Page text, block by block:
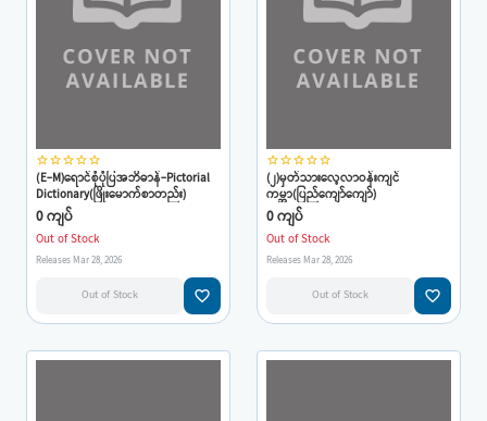
star_borderstar_borderstar_borderstar_borderstar_border
(E-M)ရောင်စုံပုံပြအဘိဓာန်-Pictorial
Dictionary(ဖြိုးမောက်စာတည်း)
0 ကျပ်
Out of Stock
Releases Mar 28, 2026
Out of Stock favorite_border
star_borderstar_borderstar_borderstar_borderstar_border
(၂)မှတ်သားလေ့လာဝန်းကျင်
ကမ္ဘာ(ပြည်ကျော်ကျော်)
0 ကျပ်
Out of Stock
Releases Mar 28, 2026
Out of Stock favorite_border